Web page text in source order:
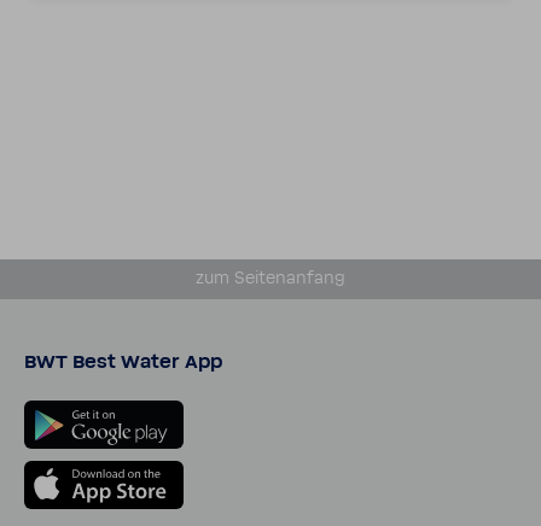
zum Seiten­an­fang
BWT Best Water App